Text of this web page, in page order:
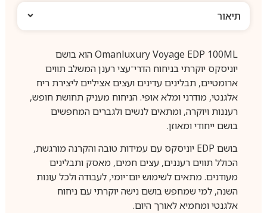
תיאור
Omanluxury Voyage EDP 100ML הוא בושם
יוניסקס יוקרתי בניחוח הדרי־עצי רענן המשלב תווים
ארומטיים, תבלינים עדינים ועצים אציליים ליצירת ריח
אלגנטי, מודרני ומלא אופי. הניחוח מעניק תחושת חופש,
רעננות ויוקרה, ומתאים לנשים ולגברים המחפשים
בושם ייחודי ומאוזן.
בושם EDP יוניסקס עם עמידות טובה והקרנה מורגשת,
הכולל תווים רעננים, עצים חמים, מאסק ותבלינים
מעודנים. מתאים לשימוש יום־יומי, לעבודה ולכל עונות
השנה, למי שמחפש בושם נישה יוקרתי עם ניחוח
אלגנטי ומחמיא לאורך היום.